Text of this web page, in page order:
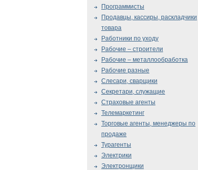
Программисты
Продавцы, кассиры, раскладчики
товара
Работники по уходу
Рабочие – строители
Рабочие – металлообработка
Рабочие разные
Слесари, сварщики
Секретари, служащие
Страховые агенты
Телемаркетинг
Торговые агенты, менеджеры по
продаже
Турагенты
Электрики
Электронщики